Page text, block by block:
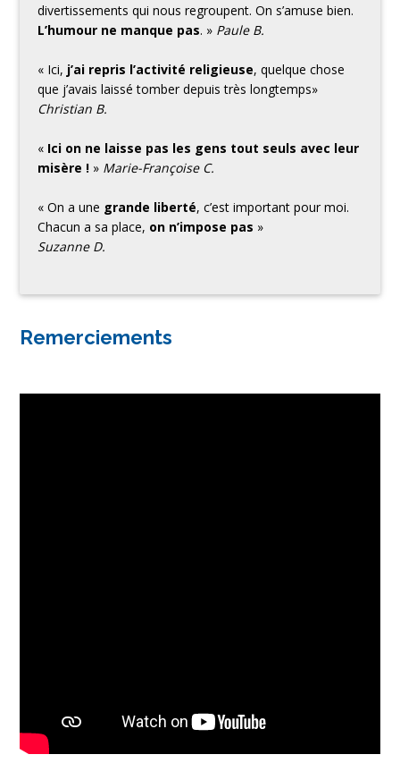
divertissements qui nous regroupent. On s’amuse bien.
L’humour ne manque pas. » Paule B.
« Ici, j’ai repris l’activité religieuse, quelque chose
que j’avais laissé tomber depuis très longtemps»
Christian B.
« Ici on ne laisse pas les gens tout seuls avec leur
misère ! » Marie-Françoise C.
« On a une grande liberté, c’est important pour moi.
Chacun a sa place, on n’impose pas »
Suzanne D.
Remerciements